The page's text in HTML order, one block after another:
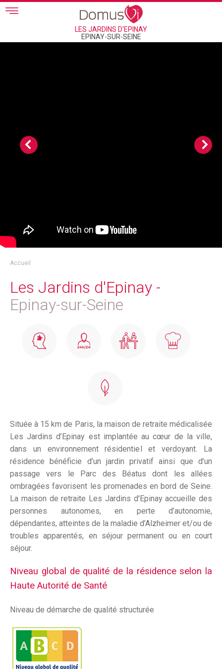
Skip to main content
LES JARDINS D'EPINAY
EPINAY-SUR-SEINE
Accueil
Les Jardins d'Epinay -
Epinay-sur-Seine
Située à 15 km de Paris, la maison de retraite médicalisée
Les Jardins d’Epinay est implantée au cœur de la ville,
dans un environnement résidentiel et verdoyant. La
résidence bénéficie d’un jardin privatif ainsi que d’un
passage vers le Parc des Béatus dont les allées
ombragées favorisent les promenades en bord de Seine.
La maison de retraite Les Jardins d'Epinay accueille des
personnes autonomes, en perte d’autonomie,
dépendantes, atteintes de la maladie d’Alzheimer et/ou de
troubles apparentés, en séjour permanent ou en court
séjour.
Niveau global de qualité de la résidence selon la
Haute Autorité de Santé
Niveau de démarche de qualité structurée